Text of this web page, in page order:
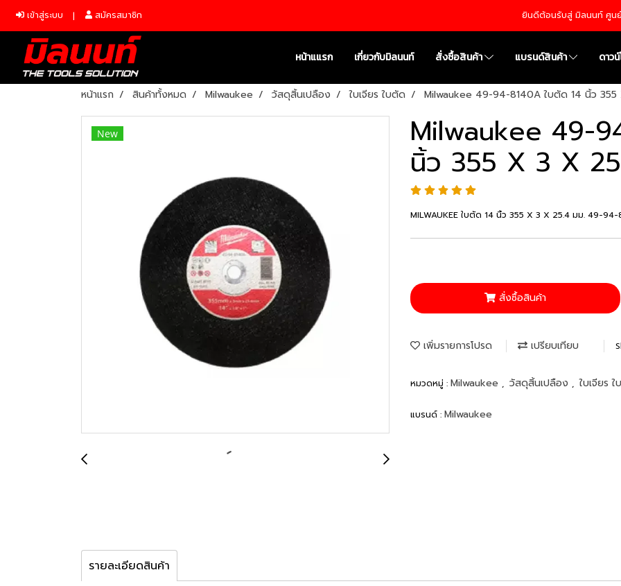
เข้าสู่ระบบ สมัครสมาชิก ยินดีต้อนรับสู่ มิลนนท์ ศูน
หน้าแแรก เกี่ยวกับมิลนนท์ สั่งซื้อสินค้า แบรนด์สินค้า ดาว
หน้าแรก สินค้าทั้งหมด Milwaukee วัสดุสิ้นเปลือง ใบเจียร ใบตัด Milwaukee 49-94-8140A ใบตัด 14 นิ้ว
New Milwaukee 49-
นิ้ว 355 X 3 X
MILWAUKEE ใบตัด 14 นิ้ว 355 X 3 X 25.4 มม. 49-
สั่งซื้อสินค้า
เพิ่มรายการโปรด เปรียบเทียบ
หมวดหมู่ : Milwaukee , วัสดุสิ้นเปลือง , ใบเจียร
แบรนด์ : Milwaukee
รายละเอียดสินค้า